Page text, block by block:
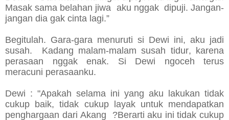
Masak sama belahan jiwa aku nggak dipuji. Jangan-
jangan dia gak cinta lagi.”
Begitulah. Gara-gara menuruti si Dewi ini, aku jadi
susah. Kadang malam-malam susah tidur, karena
perasaan nggak enak. Si Dewi ngoceh terus
meracuni perasaanku.
Dewi : "Apakah selama ini yang aku lakukan tidak
cukup baik, tidak cukup layak untuk mendapatkan
penghargaan dari Akang ?Berarti aku ini tidak cukup